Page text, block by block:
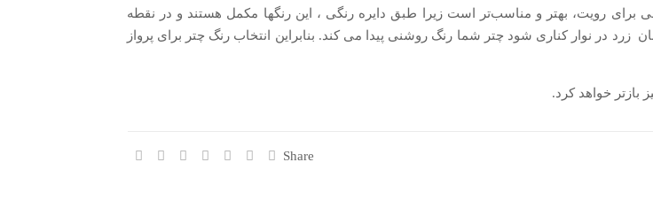
برای رویت، بهتر و مناسب‌تر است زیرا طبق دایره رنگی ، این رنگها مکمل هستند و در نقطه
در نوار کناری شود چتر شما رنگ روشنی پیدا می کند. بنابراین انتخاب رنگ چتر برای پرواز
بازتر خواهد کرد.
Share